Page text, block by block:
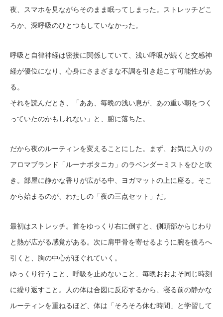
夜、スマホを見ながらそのまま眠ってしまった。ストレッチどこ
ろか、深呼吸のひとつもしていなかった。
呼吸と自律神経は密接に関係していて、浅い呼吸が続くと交感神
経が優位になり、心身にさまざまな不調を引き起こす可能性があ
る。
それを読んだとき、「ああ、毎晩の浅い息が、あの重い朝をつく
っていたのかもしれない」と、腑に落ちた。
だから夜のルーティンを変えることにした。まず、お気に入りの
アロマブランド「ルーナボタニカ」のラベンダーミストをひと吹
き。部屋に静かな香りが広がる中、ヨガマットの上に座る。そこ
から始まるのが、わたしの「夜の三点セット」だ。
最初はストレッチ。首をゆっくり右に倒すと、側頭部からじわり
と熱が広がる感覚がある。次に肩甲骨を寄せるように腕を後ろへ
引くと、胸の中心がほぐれていく。
ゆっくり行うこと、呼吸を止めないこと、毎晩おおよそ同じ時刻
に繰り返すこと。人の体は合図に反応するから、寝る前の静かな
ルーティンを重ねるほど、体は「そろそろ休む時間」と学習して